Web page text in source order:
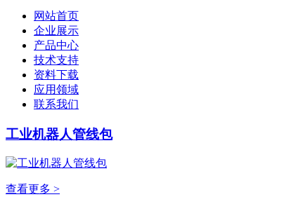
网站首页
企业展示
产品中心
技术支持
资料下载
应用领域
联系我们
工业机器人管线包
查看更多 >